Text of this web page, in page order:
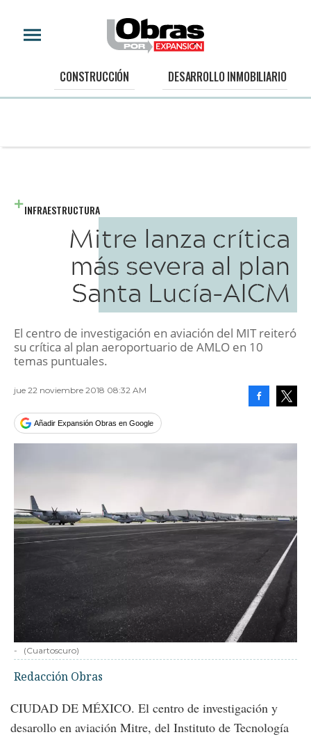
CONSTRUCCIÓN DESARROLLO INMOBILIARIO
INFRAESTRUCTURA
Mitre lanza crítica
más severa al plan
Santa Lucía-AICM
El centro de investigación en aviación del MIT reiteró
su crítica al plan aeroportuario de AMLO en 10
temas puntuales.
jue 22 noviembre 2018 08:32 AM
Añadir Expansión Obras en Google
- (Cuartoscuro)
Redacción Obras
CIUDAD DE MÉXICO. El centro de investigación y
desarollo en aviación Mitre, del Instituto de Tecnología